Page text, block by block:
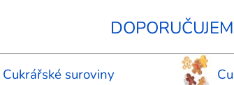
Cukrářské suroviny